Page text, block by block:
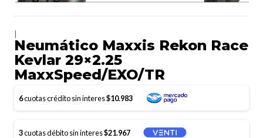
Neumático Maxxis Rekon Race
Kevlar 29×2.25
MaxxSpeed/EXO/TR
6cuotas crédito sin interes$10.983
3cuotas débito sin interes$21.967